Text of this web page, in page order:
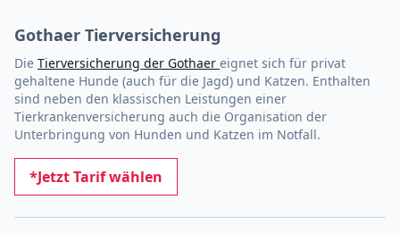
Gothaer Tierversicherung
Die Tierversicherung der Gothaer eignet sich für privat
gehaltene Hunde (auch für die Jagd) und Katzen. Enthalten
sind neben den klassischen Leistungen einer
Tierkrankenversicherung auch die Organisation der
Unterbringung von Hunden und Katzen im Notfall.
*Jetzt Tarif wählen